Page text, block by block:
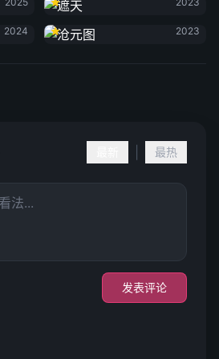
2024
沧元图
2023
最热
发表评论